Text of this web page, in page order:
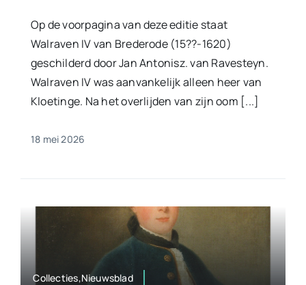
Op de voorpagina van deze editie staat
Walraven IV van Brederode (15??-1620)
geschilderd door Jan Antonisz. van Ravesteyn.
Walraven IV was aanvankelijk alleen heer van
Kloetinge. Na het overlijden van zijn oom [...]
18 mei 2026
Collecties,Nieuwsblad